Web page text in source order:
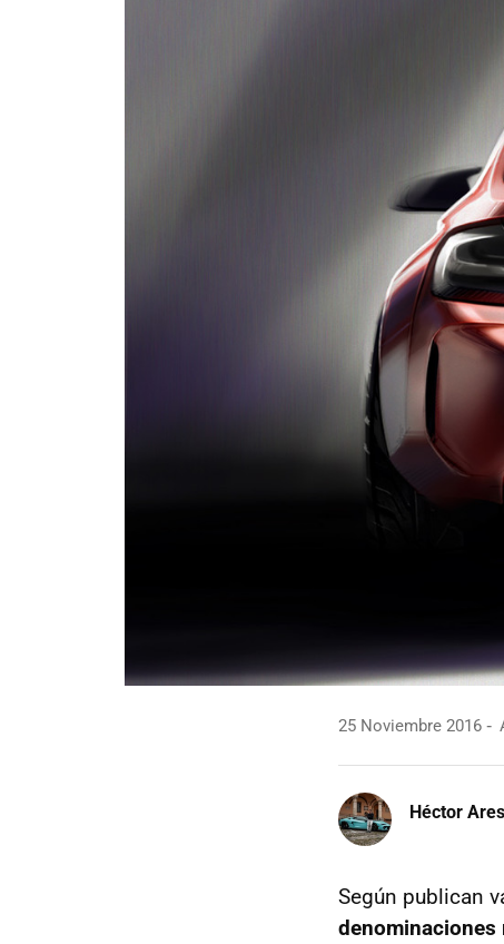
25 Noviembre 2016
Héctor Ares
Según publican
denominaciones